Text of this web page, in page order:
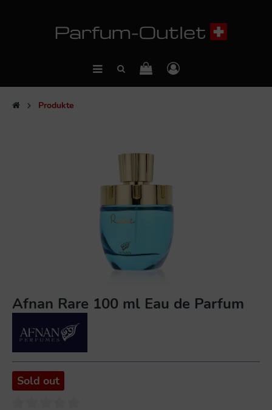
Produkte
Afnan Rare 100 ml Eau de Parfum
Sold out